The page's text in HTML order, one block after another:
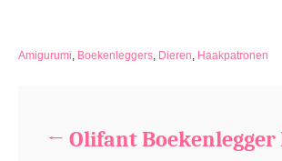
C
Amigurumi, Boekenleggers, Dieren, Haakpatronen
Olifant Boekenlegger